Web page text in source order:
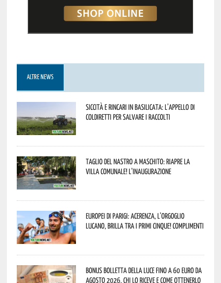
ALTRE NEWS
Siccità e rincari in Basilicata: l’appello di
Coldiretti per salvare i raccolti
Taglio del nastro a Maschito: riapre la
Villa Comunale! L’inaugurazione
Europei di Parigi: Acerenza, l’orgoglio
lucano, brilla tra i primi cinque! Complimenti
Bonus bolletta della luce fino a 60 euro da
agosto 2026, chi lo riceve e come ottenerlo